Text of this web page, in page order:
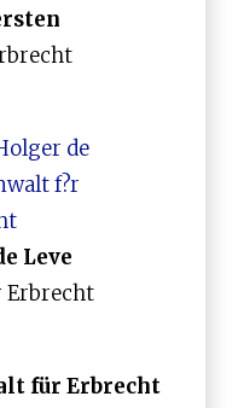
Leve
Erbrecht
für Erbrecht